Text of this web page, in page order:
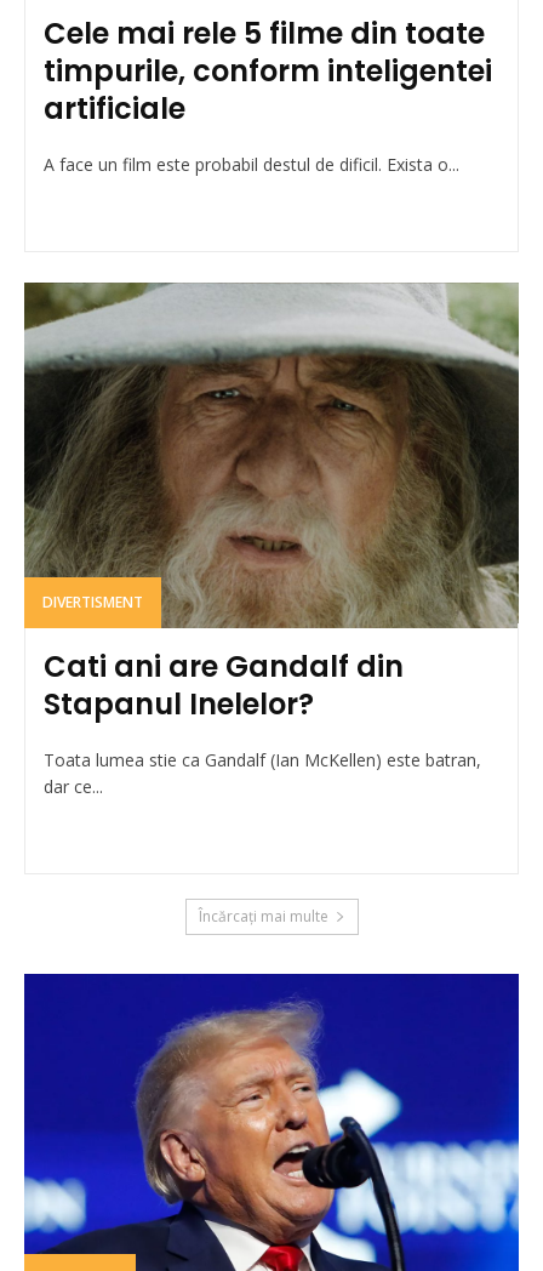
Cele mai rele 5 filme din toate
timpurile, conform inteligentei
artificiale
A face un film este probabil destul de dificil. Exista o...
DIVERTISMENT
Cati ani are Gandalf din
Stapanul Inelelor?
Toata lumea stie ca Gandalf (Ian McKellen) este batran,
dar ce...
Încărcați mai multe